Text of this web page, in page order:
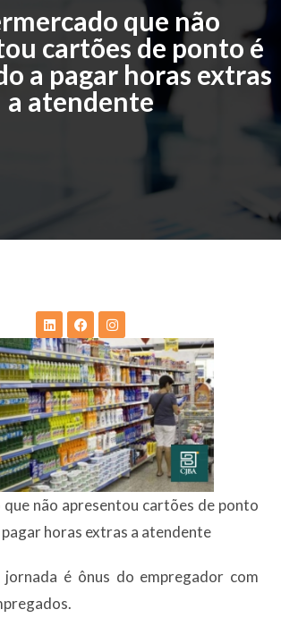
que não
cartões de ponto é
a pagar horas extras
a atendente
que não apresentou cartões de ponto
pagar horas extras a atendente
é ônus do empregador com